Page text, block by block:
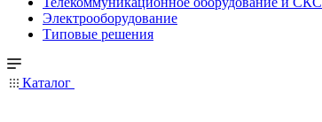
Электрооборудование
Типовые решения
Каталог